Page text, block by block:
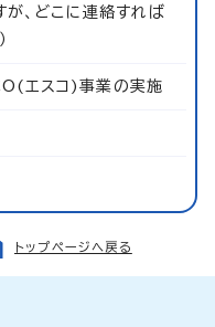
、どこに連絡すれば
エスコ)事業の実施
トップページへ戻る